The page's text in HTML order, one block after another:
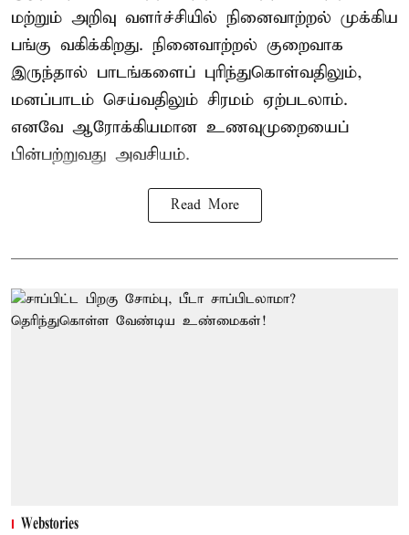
மற்றும் அறிவு வளர்ச்சியில் நினைவாற்றல் முக்கிய
பங்கு வகிக்கிறது. நினைவாற்றல் குறைவாக
இருந்தால் பாடங்களைப் புரிந்துகொள்வதிலும்,
மனப்பாடம் செய்வதிலும் சிரமம் ஏற்படலாம்.
எனவே ஆரோக்கியமான உணவுமுறையைப்
பின்பற்றுவது அவசியம்.
Read More
Webstories